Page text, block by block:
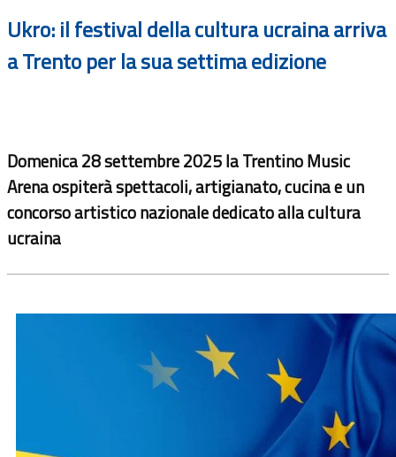
Ukro: il festival della cultura ucraina arriva
a Trento per la sua settima edizione
Domenica 28 settembre 2025 la Trentino Music
Arena ospiterà spettacoli, artigianato, cucina e un
concorso artistico nazionale dedicato alla cultura
ucraina